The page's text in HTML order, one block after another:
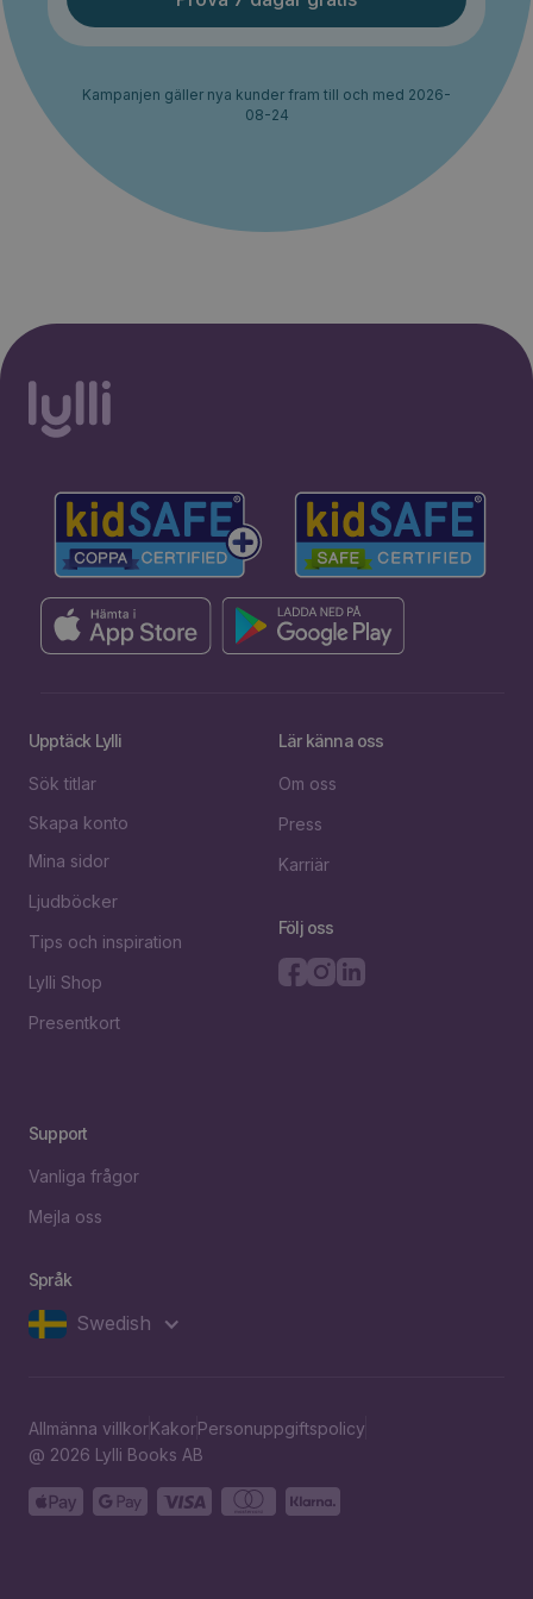
Kampanjen gäller nya kunder fram till och med 2026-
08-24
Upptäck Lylli
Sök titlar
Skapa konto
Mina sidor
Ljudböcker
Tips och inspiration
Lylli Shop
Presentkort
Lär känna oss
Om oss
Press
Karriär
Följ oss
Support
Vanliga frågor
Mejla oss
Språk
Swedish
Allmänna villkorKakorPersonuppgiftspolicy
@ 2026 Lylli Books AB